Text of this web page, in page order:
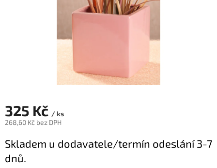
325 Kč / ks
268,60 Kč bez DPH
cena:
Skladem u dodavatele/termín odeslání 3-7
dnů.